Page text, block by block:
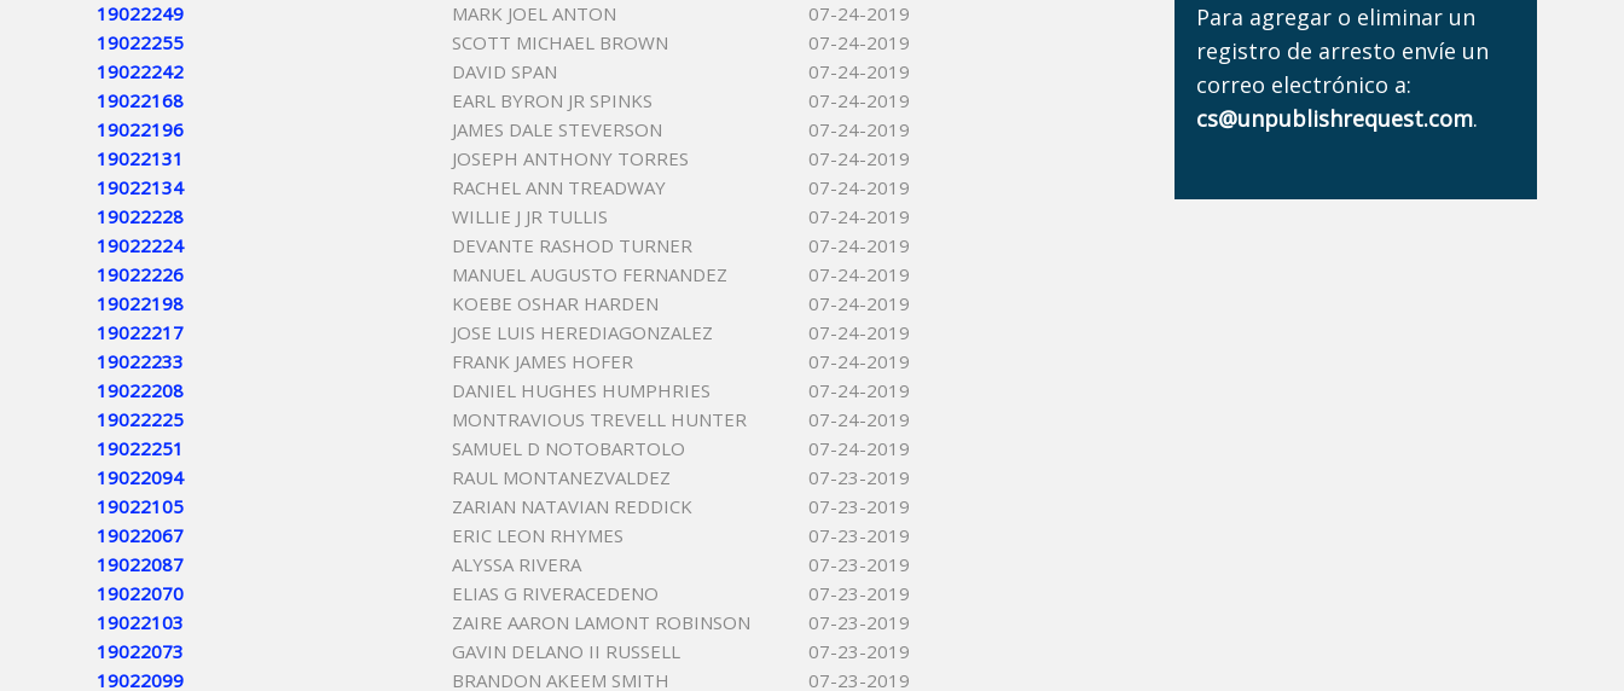
19022249
MARK JOEL ANTON
07-24-2019
19022255
SCOTT MICHAEL BROWN
07-24-2019
19022242
DAVID SPAN
07-24-2019
19022168
EARL BYRON JR SPINKS
07-24-2019
19022196
JAMES DALE STEVERSON
07-24-2019
19022131
JOSEPH ANTHONY TORRES
07-24-2019
19022134
RACHEL ANN TREADWAY
07-24-2019
19022228
WILLIE J JR TULLIS
07-24-2019
19022224
DEVANTE RASHOD TURNER
07-24-2019
19022226
MANUEL AUGUSTO FERNANDEZ
07-24-2019
19022198
KOEBE OSHAR HARDEN
07-24-2019
19022217
JOSE LUIS HEREDIAGONZALEZ
07-24-2019
19022233
FRANK JAMES HOFER
07-24-2019
19022208
DANIEL HUGHES HUMPHRIES
07-24-2019
19022225
MONTRAVIOUS TREVELL HUNTER
07-24-2019
19022251
SAMUEL D NOTOBARTOLO
07-24-2019
19022094
RAUL MONTANEZVALDEZ
07-23-2019
19022105
ZARIAN NATAVIAN REDDICK
07-23-2019
19022067
ERIC LEON RHYMES
07-23-2019
19022087
ALYSSA RIVERA
07-23-2019
19022070
ELIAS G RIVERACEDENO
07-23-2019
19022103
ZAIRE AARON LAMONT ROBINSON
07-23-2019
19022073
GAVIN DELANO II RUSSELL
07-23-2019
19022099
BRANDON AKEEM SMITH
07-23-2019
Para agregar o eliminar un
registro de arresto envíe un
correo electrónico a:
cs@unpublishrequest.com.